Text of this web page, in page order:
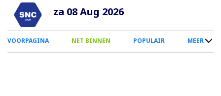
Overslaan
naar
inhoud
za 08 Aug 2026
0
Smartphone
VOORPAGINA NET BINNEN POPULAIR MEER